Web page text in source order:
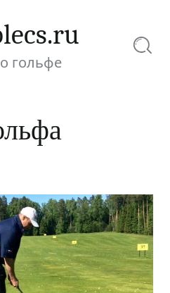
гольфе Поиск
Правила гольфа